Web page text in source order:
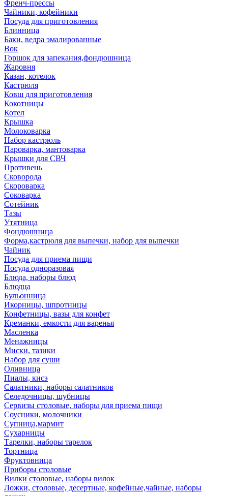
Френч-прессы
Чайники, кофейники
Посуда для приготовления
Блинница
Баки, ведра эмалированные
Вок
Горшок для запекания,фондюшница
Жаровня
Казан, котелок
Кастрюля
Ковш для приготовления
Кокотницы
Котел
Крышка
Молоковарка
Набор кастрюль
Пароварка, мантоварка
Крышки для СВЧ
Противень
Сковорода
Скороварка
Соковарка
Сотейник
Тазы
Утятница
Фондюшница
Форма,кастрюля для выпечки, набор для выпечки
Чайник
Посуда для приема пищи
Посуда одноразовая
Блюда, наборы блюд
Блюдца
Бульонница
Икорницы, шпротницы
Конфетницы, вазы для конфет
Креманки, емкости для варенья
Масленка
Менажницы
Миски, тазики
Набор для суши
Оливница
Пиалы, кисэ
Салатники, наборы салатников
Селедочницы, шубницы
Сервизы столовые, наборы для приема пищи
Соусники, молочники
Супница,мармит
Сухарницы
Тарелки, наборы тарелок
Тортница
Фруктовница
Приборы столовые
Вилки столовые, наборы вилок
Ложки, столовые, десертные, кофейные,чайные, наборы